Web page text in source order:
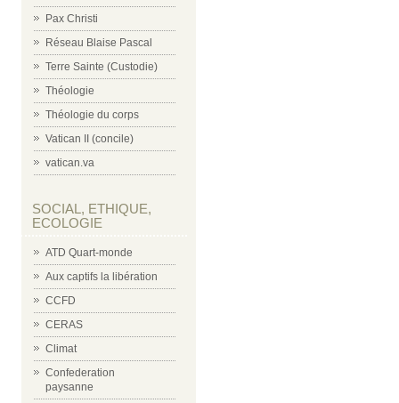
Pax Christi
Réseau Blaise Pascal
Terre Sainte (Custodie)
Théologie
Théologie du corps
Vatican II (concile)
vatican.va
SOCIAL, ETHIQUE,
ECOLOGIE
ATD Quart-monde
Aux captifs la libération
CCFD
CERAS
Climat
Confederation
paysanne